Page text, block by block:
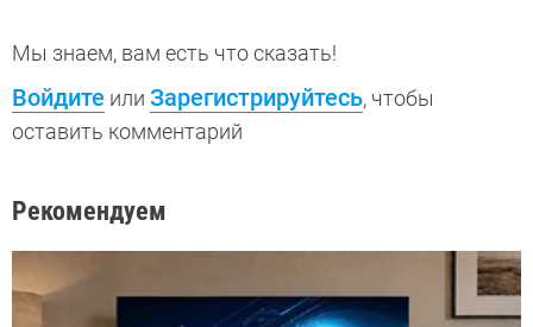
Мы знаем, вам есть что сказать!
Войдите или Зарегистрируйтесь, чтобы
оставить комментарий
Рекомендуем